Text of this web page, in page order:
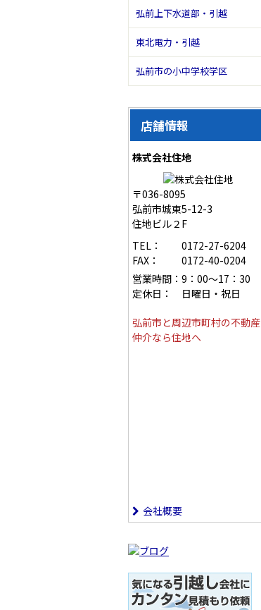
弘前上下水道部・引越
東北電力・引越
弘前市の小中学校学区
店舗情報
株式会社住地
〒036-8095
弘前市城東5-12-3
住地ビル２F
TEL：
0172-27-6204
FAX：
0172-40-0204
営業時間： 9：00～17：30
定休日：
日曜日・祝日
弘前市と周辺市町村の不動産
仲介なら住地へ
会社概要